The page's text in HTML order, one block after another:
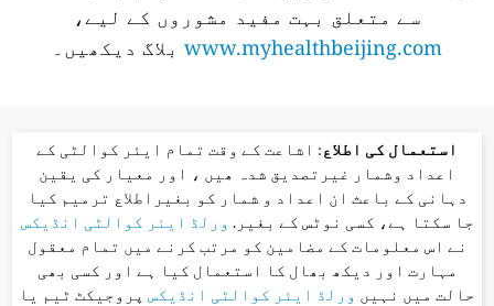
سے متعلق بہت مفید مشوروں کے لیے،
www.myhealthbeijing.com بلاگ دیکھیں۔
استعمال کی اطلاع: اشاعت کے وقت تمام ایئر کوالٹی کے
اعداد وشمار غیرتصدیق شدہ ھیں ، اور معیار کی یقین
دہانی کے باعث ان اعداد و شمار کو بغیراطلاع ترمیم کیا
جا سکتا ہے، کسی نوٹس کے بغیر. ورلڈ ایئر کوالٹی انڈیکس
نے اس معلومات کے مضامین کو مرتب کرنے میں تمام معقول
مہارت اور دیکھ بھال کا استعمال کیا ہے اور کسی بھی
حالت میں نہیں ورلڈ ایئر کوالٹی انڈیکس پروجیکٹ ٹیم یا